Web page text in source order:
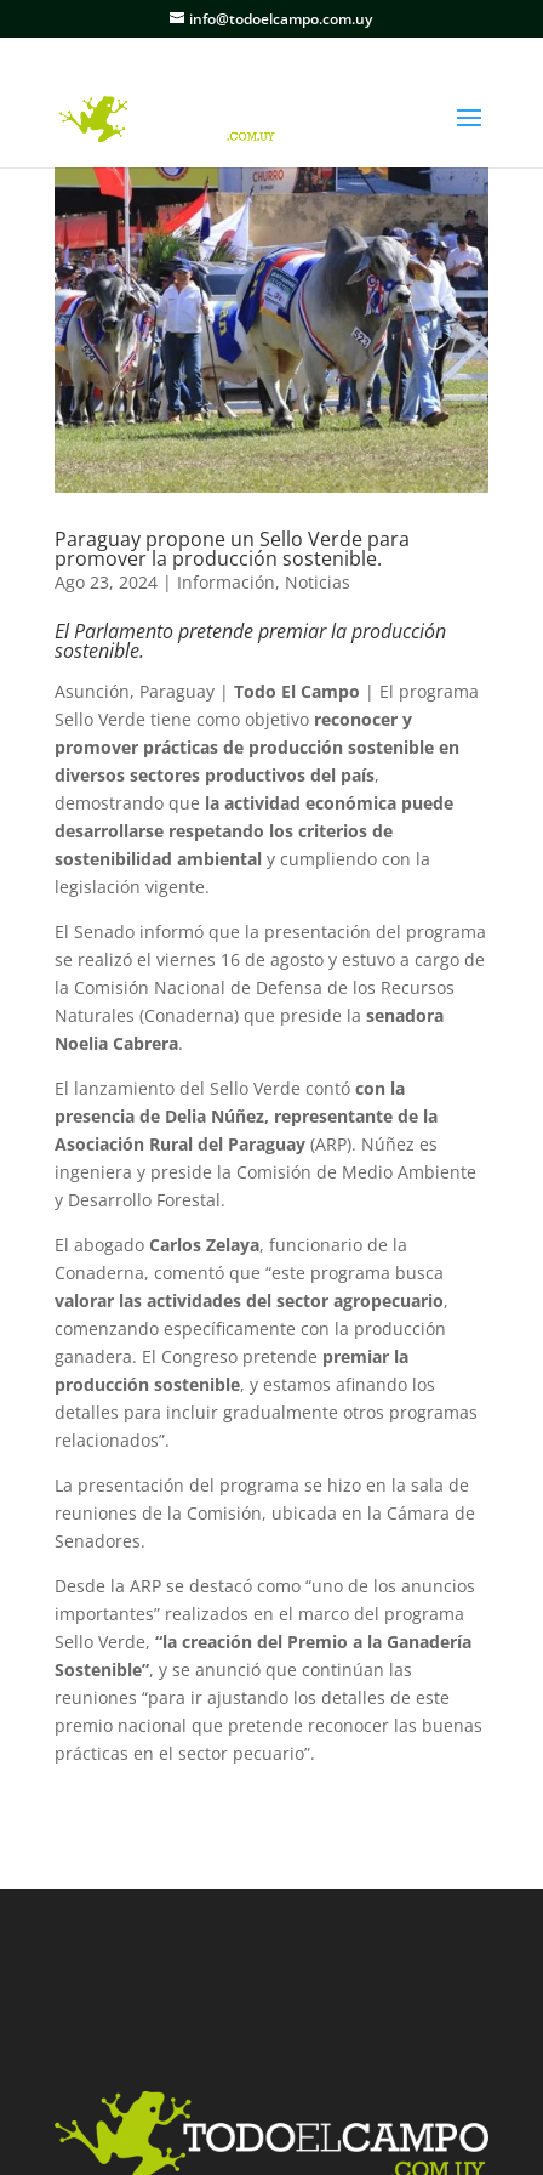
info@todoelcampo.com.uy
Paraguay propone un Sello Verde para
promover la producción sostenible.
Ago 23, 2024| Información, Noticias
El Parlamento pretende premiar la producción
sostenible.
Asunción, Paraguay | Todo El Campo | El programa
Sello Verde tiene como objetivo reconocer y
promover prácticas de producción sostenible en
diversos sectores productivos del país,
demostrando que la actividad económica puede
desarrollarse respetando los criterios de
sostenibilidad ambientaly cumpliendo con la
legislación vigente.
El Senado informó que la presentación del programa
se realizó el viernes 16 de agosto y estuvo a cargo de
la Comisión Nacional de Defensa de los Recursos
Naturales (Conaderna) que preside la senadora
Noelia Cabrera.
El lanzamiento del Sello Verde contó con la
presencia de Delia Núñez, representante de la
Asociación Rural del Paraguay(ARP). Núñez es
ingeniera y preside la Comisión de Medio Ambiente
y Desarrollo Forestal.
El abogado Carlos Zelaya, funcionario de la
Conaderna, comentó que “este programa busca
valorar las actividades del sector agropecuario,
comenzando específicamente con la producción
ganadera. El Congreso pretende premiar la
producción sostenible, y estamos afinando los
detalles para incluir gradualmente otros programas
relacionados”.
La presentación del programa se hizo en la sala de
reuniones de la Comisión, ubicada en la Cámara de
Senadores.
Desde la ARP se destacó como “uno de los anuncios
importantes” realizados en el marco del programa
Sello Verde, “la creación del Premio a la Ganadería
Sostenible”, y se anunció que continúan las
reuniones “para ir ajustando los detalles de este
premio nacional que pretende reconocer las buenas
prácticas en el sector pecuario”.